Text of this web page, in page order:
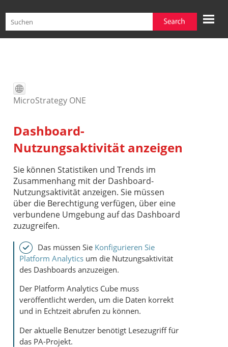
Zu Hauptinhalt springen
MicroStrategy ONE
Dashboard-
Nutzungsaktivität anzeigen
Sie können Statistiken und Trends im
Zusammenhang mit der Dashboard-
Nutzungsaktivität anzeigen. Sie müssen
über die Berechtigung verfügen, über eine
verbundene Umgebung auf das Dashboard
zuzugreifen.
Das müssen Sie Konfigurieren Sie
Platform Analytics um die Nutzungsaktivität
des Dashboards anzuzeigen.
Der Platform Analytics Cube muss
veröffentlicht werden, um die Daten korrekt
und in Echtzeit abrufen zu können.
Der aktuelle Benutzer benötigt Lesezugriff für
das PA-Projekt.